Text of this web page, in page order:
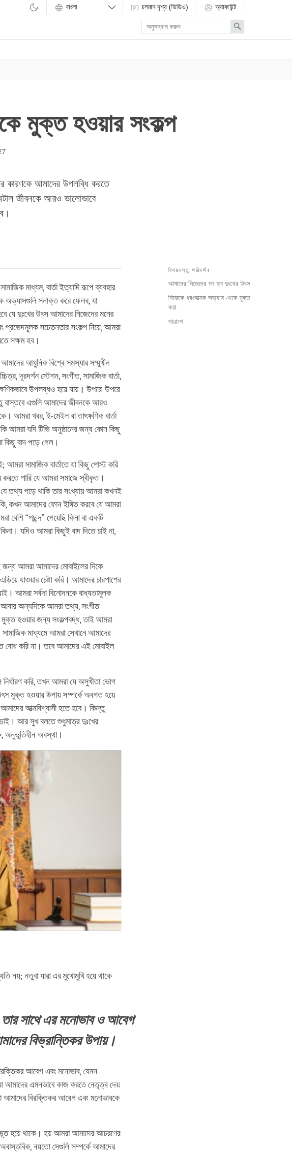
চলমান দৃশ্য (ভিডিও) অ্যাকাউন্ট
Enter
search
term
Search
মুক্ত হওয়ার সংকল্প
কারণকে আমাদের উপলব্ধি করতে
জীবনকে আরও ভালোভাবে
বিষয়বস্তু পরিদর্শন
আমাদের নিজেদের মন হল দুঃখের উৎস
নিজেকে ধ্বংসাত্মক অভ্যাস থেকে মুক্ত
করা
সারাংশ
মাধ্যম, বার্তা ইত্যাদি রূপে ব্যবহার
অভ্যাসগুলি সনাক্ত করে ফেলব, যা
যে দুঃখের উৎস আমাদের নিজেদের মনের
প্রভেদমূলক সচেতনতার সংকল্প নিয়ে, আমরা
সক্ষম হব।
আধুনিক বিশ্বে সমস্যার সম্মুখীন
দূরদর্শন স্টেশন, সংগীত, সামাজিক বার্তা,
উপলব্ধও হয়ে যায়। উপরে-উপরে
বাস্তবে এগুলি আমাদের জীবনকে আরও
আমরা খবর, ই-মেইল বা তাৎক্ষণিক বার্তা
আমরা যদি টিভি অনুষ্ঠানের জন্য কোন কিছু
কিছু বাদ পড়ে গেল।
সামাজিক বার্তাতে যা কিছু পোস্ট করি
পারি যে আমরা সমাজে স্বীকৃত।
যে তথ্য পড়ে থাকি তার সংখ্যায় আমরা কখনই
কখন আমাদের ফোন ইঙ্গিত করবে যে আমরা
বেশি “পছন্দ” পেয়েছি কিনা বা একটি
যদিও আমরা কিছুই বাদ দিতে চাই না,
আমরা আমাদের মোবাইলের দিকে
যাওয়ার চেষ্টা করি। আমাদের চারপাশের
আমরা সর্বদা বিনোদনকে বাধ্যতামূলক
অন্যদিকে আমরা তথ্য, সংগীত
মুক্ত হওয়ার জন্য সংকল্পবদ্ধ, তাই আমরা
সামাজিক মাধ্যমে আমরা সেখানে আমাদের
বোধ করি না। তবে আমাদের এই মোবাইল
করি, তখন আমরা যে অসুখীতা ভোগ
মুক্ত হওয়ার উপায় সম্পর্কে অবগত হয়ে
আত্মবিশ্বাসী হতে হবে। কিন্তু
আর সুখ বলতে শুধুমাত্র দুঃখের
অনুভূতিহীন অবস্থা।
নয়; নতুবা যারা এর মুখোমুখি হয়ে থাকে
সাথে এর মনোভাব ও আবেগ
বিভ্রান্তিকর উপায়।
আবেগ এবং মনোভাব, যেমন-
আমাদের এমনভাবে কাজ করতে নেতৃত্ব দেয়
বিরক্তিকর আবেগ এবং মনোভাবকে
হয়ে থাকে। হয় আমরা আমাদের আচরণের
নয়তো সেগুলি সম্পর্কে আমাদের